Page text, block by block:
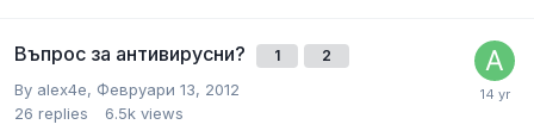
Въпрос за антивирусни? 1 2
By alex4e, Февруари 13, 2012
26 replies 6.5k views